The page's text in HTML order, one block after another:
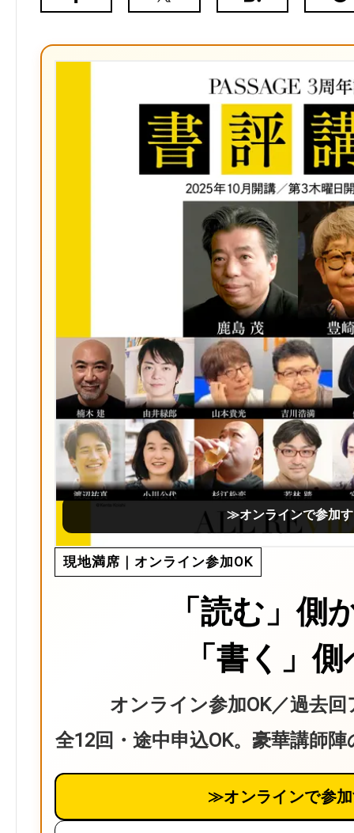
Facebook
X（旧
は
ク
マ
ー
ク
≫オンラインで参加
現地満席｜オンライン参加OK
「読む」側
「書く」
オンライン参加OK／過去
全12回・途中申込OK。豪華講師
≫オンラインで参